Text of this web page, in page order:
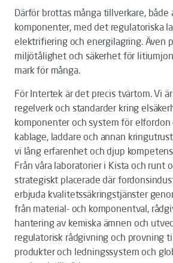
Därför brottas många tillverkare, både
komponenter, med det regulatoriska
elektrifiering och energilagring. Även
miljötålighet och säkerhet för
mark för många.
För Intertek är det precis tvärtom. Vi
regelverk och standarder kring
komponenter och system för elfordon
kablage, laddare och annan
vi lång erfarenhet och djup
Från våra laboratorier i Kista och runt
strategiskt placerade där
erbjuda kvalitetssäkringstjänster
från material- och komponentval,
hantering av kemiska ämnen och
regulatorisk rådgivning och provning
produkter och ledningssystem och